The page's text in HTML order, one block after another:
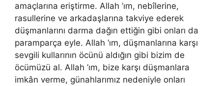
amaçlarına eriştirme. Allah ’ım, nebîlerine,
rasullerine ve arkadaşlarına takviye ederek
düşmanlarını darma dağın ettiğin gibi onları da
paramparça eyle. Allah ’ım, düşmanlarına karşı
sevgili kullarının öcünü aldığın gibi bizim de
öcümüzü al. Allah ’ım, bize karşı düşmanlara
imkân verme, günahlarımız nedeniyle onları